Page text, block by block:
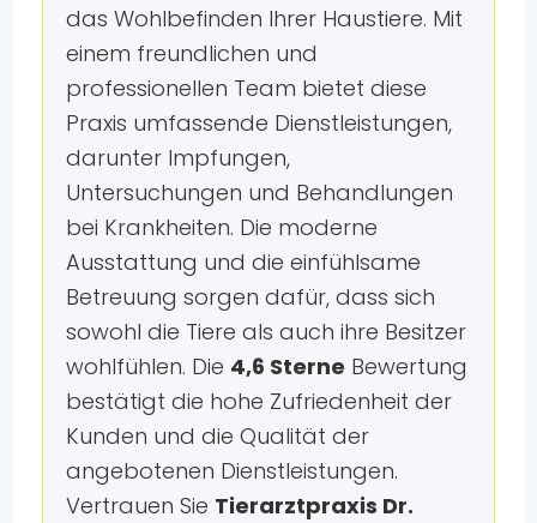
das Wohlbefinden Ihrer Haustiere. Mit
einem freundlichen und
professionellen Team bietet diese
Praxis umfassende Dienstleistungen,
darunter Impfungen,
Untersuchungen und Behandlungen
bei Krankheiten. Die moderne
Ausstattung und die einfühlsame
Betreuung sorgen dafür, dass sich
sowohl die Tiere als auch ihre Besitzer
wohlfühlen. Die 4,6 Sterne Bewertung
bestätigt die hohe Zufriedenheit der
Kunden und die Qualität der
angebotenen Dienstleistungen.
Vertrauen Sie Tierarztpraxis Dr.